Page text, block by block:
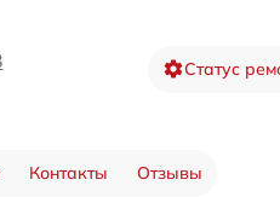
Статус
Контакты Отзывы